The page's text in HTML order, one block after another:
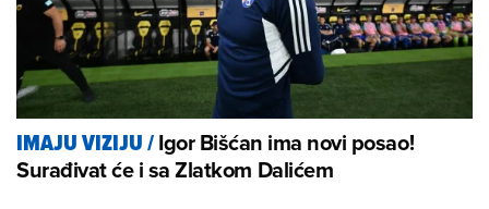
IMAJU VIZIJU/Igor Bišćan ima novi posao!
Surađivat će i sa Zlatkom Dalićem